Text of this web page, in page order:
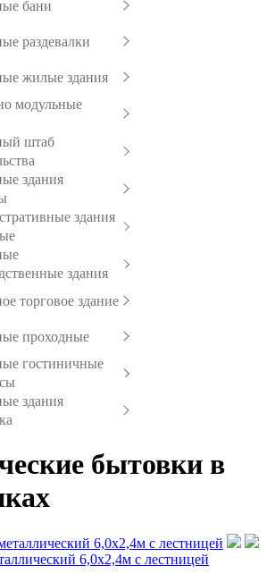
бани
раздевалки
жилые здания
модульные
штаб
здания
здания
здания
торговое здание
проходные
гостиничные
здания
бытовки в
6,0х2,4м с лестницей